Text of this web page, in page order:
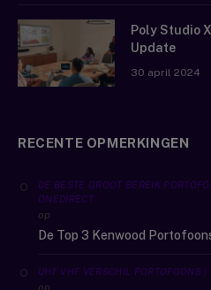
Poly Studio
Update
30 april 2024
RECENTE OPMERKINGEN
DE BESTE GROOT BEREIK
ONEDIRECT
op
De Top 3 Kenwood
UHF VHF VERSCHIL PORTOFOONS |
op